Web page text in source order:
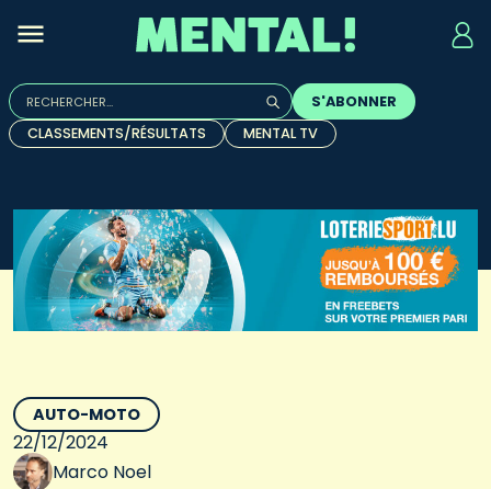
Rechercher :
Quand les résultats de l'auto-complétion sont
S'ABONNER
CLASSEMENTS/RÉSULTATS
MENTAL TV
AUTO-MOTO
22/12/2024
Marco Noel